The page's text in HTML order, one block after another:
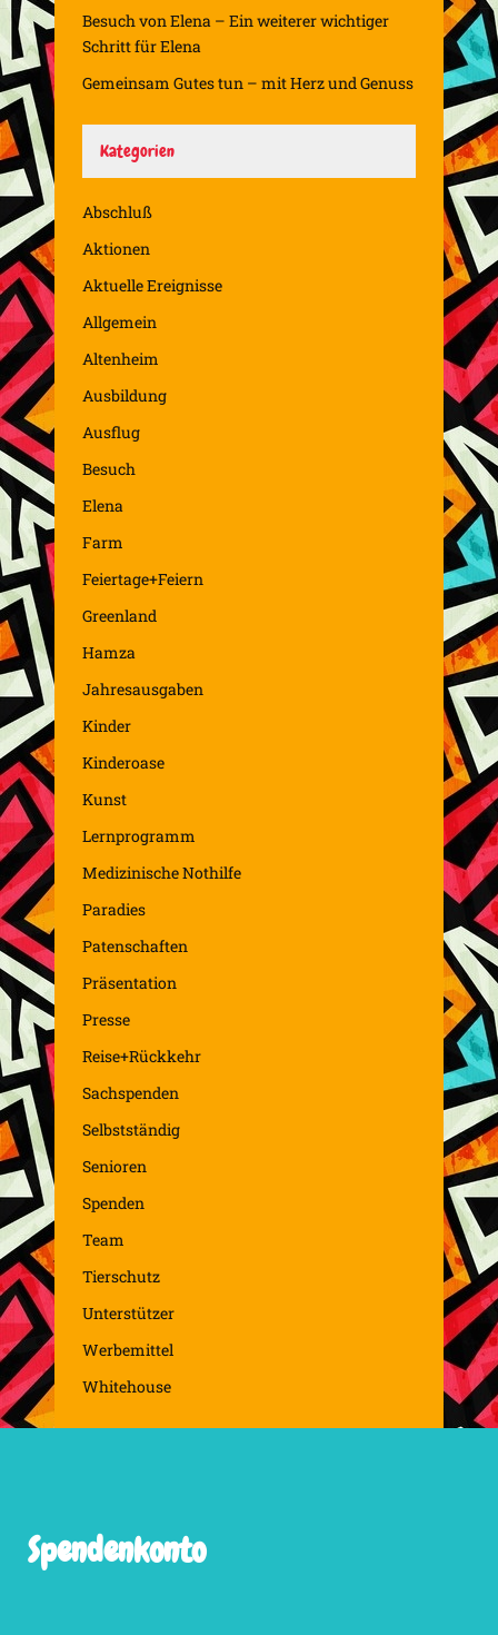
Besuch von Elena – Ein weiterer wichtiger
Schritt für Elena
Gemeinsam Gutes tun – mit Herz und Genuss
Kategorien
Abschluß
Aktionen
Aktuelle Ereignisse
Allgemein
Altenheim
Ausbildung
Ausflug
Besuch
Elena
Farm
Feiertage+Feiern
Greenland
Hamza
Jahresausgaben
Kinder
Kinderoase
Kunst
Lernprogramm
Medizinische Nothilfe
Paradies
Patenschaften
Präsentation
Presse
Reise+Rückkehr
Sachspenden
Selbstständig
Senioren
Spenden
Team
Tierschutz
Unterstützer
Werbemittel
Whitehouse
Spendenkonto